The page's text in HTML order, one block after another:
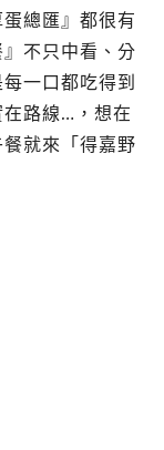
總匯』都很有
不只中看、分
一口都吃得到
路線…，想在
就來「得嘉野